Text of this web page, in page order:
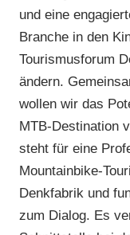
und eine
Branche in den
Tourismusforum
ändern.
wollen wir das
MTB-Destination
steht für eine
Mountainbike-
Denkfabrik und
zum Dialog. Es